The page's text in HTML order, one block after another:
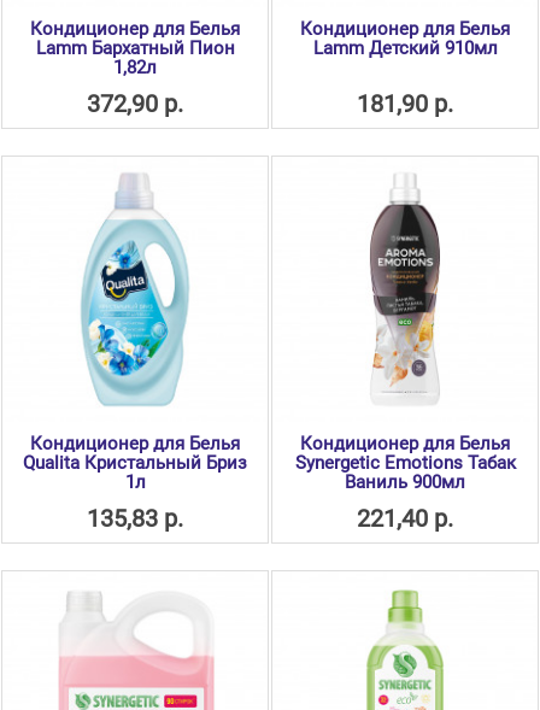
Кондиционер для Белья
Lamm Бархатный Пион
1,82л
372,90 р.
Кондиционер для Белья
Lamm Детский 910мл
181,90 р.
Кондиционер для Белья
Qualita Кристальный Бриз
1л
135,83 р.
Кондиционер для Белья
Synergetic Emotions Табак
Ваниль 900мл
221,40 р.